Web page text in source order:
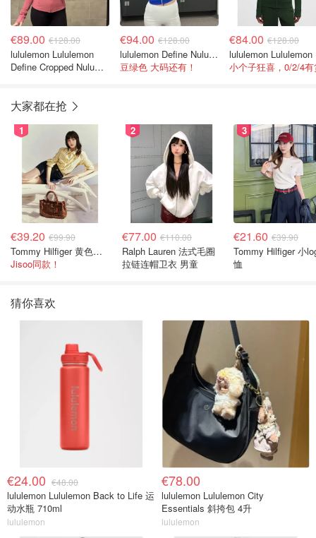
€89.00 €128.00
lululemon Lululemon
Define Cropped Nulu短
€94.00 €128.00
lululemon Define Nulu 短夹克
豆绿色 大码还有！
€84.00 €128.00
小个子狂喜，0/2/4
大家都在抢
1
€39.20 €99.90
Tommy Hilfiger 黄色条纹衬衫
Jisoo同款！
2
€77.00 €110.00
Ralph Lauren 法式毛圈
拉链连帽卫衣 男童
3
€21.60 €39.90
Tommy Hilfiger 小
恤
猜你喜欢
€24.00 €48.00
lululemon Lululemon Back to Life 运
动水瓶 710ml
lululemon
€78.00
lululemon Lululemon City
Essentials 斜挎包 4升
lululemon